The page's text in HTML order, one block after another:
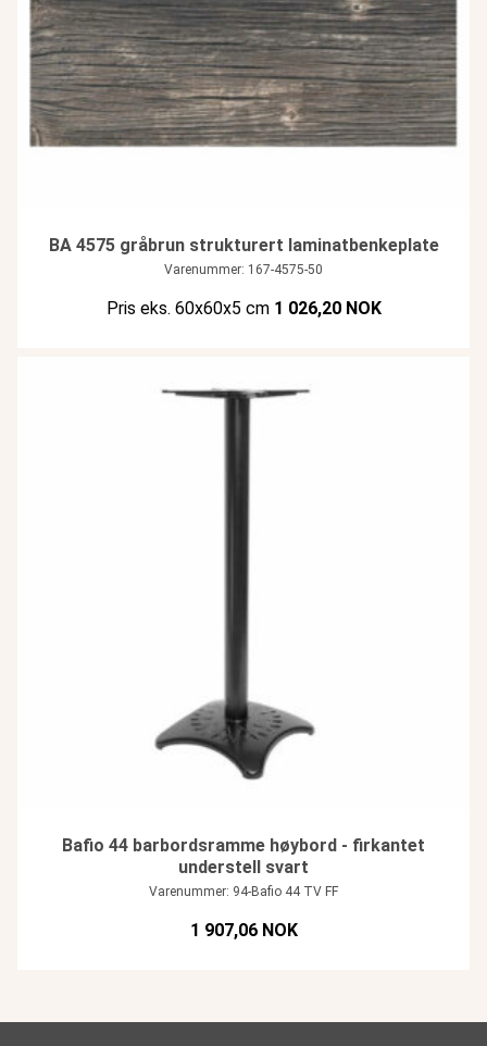
BA 4575 gråbrun strukturert laminatbenkeplate
Varenummer: 167-4575-50
Pris eks. 60x60x5 cm 1 026,20 NOK
Bafio 44 barbordsramme høybord - firkantet
understell svart
Varenummer: 94-Bafio 44 TV FF
1 907,06 NOK